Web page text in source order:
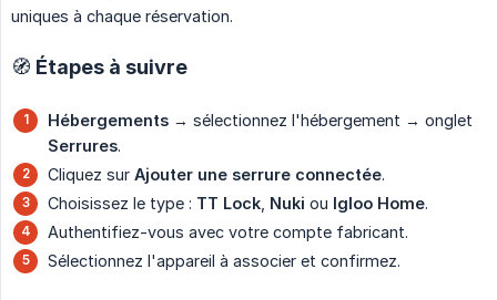
uniques à chaque réservation.
🧭 Étapes à suivre
Hébergements → sélectionnez l'hébergement → onglet
Serrures.
Cliquez sur Ajouter une serrure connectée.
Choisissez le type : TT Lock Nuki ou Igloo Home.
Authentifiez-vous avec votre compte fabricant.
Sélectionnez l'appareil à associer et confirmez.